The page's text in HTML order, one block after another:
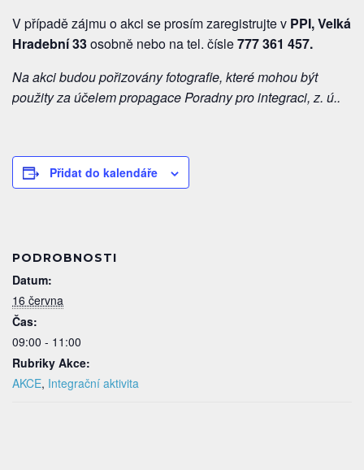
V případě zájmu o akci se prosím zaregistrujte v PPI, Velká
Hradební 33osobně nebo na tel. čísle777 361 457.
Na akci budou pořizovány fotografie, které mohou být
použityza účelem propagace Poradny pro integraci, z. ú..
Přidat do kalendáře
PODROBNOSTI
Datum:
16 června
Čas:
09:00 - 11:00
Rubriky Akce:
AKCE, Integrační aktivita